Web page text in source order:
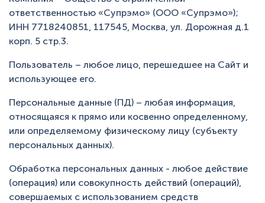
ответственностью «Супрэмо» (ООО «Супрэмо»);
ИНН 7718240851, 117545, Москва, ул. Дорожная д.1
корп. 5 стр.3.
Пользователь – любое лицо, перешедшее на Сайт и
использующее его.
Персональные данные (ПД) – любая информация,
относящаяся к прямо или косвенно определенному,
или определяемому физическому лицу (субъекту
персональных данных).
Обработка персональных данных - любое действие
(операция) или совокупность действий (операций),
совершаемых с использованием средств